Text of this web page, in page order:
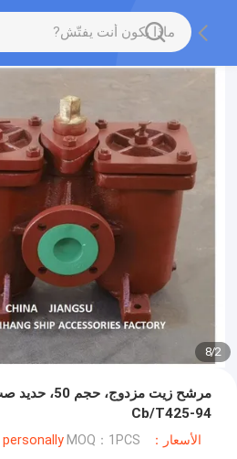
2
/
8
Cb/T425-94
الأسعار：Discuss personally MOQ：1PCS